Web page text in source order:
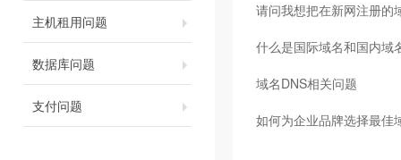
主机租用问题
数据库问题
支付问题
请问我想把在新网注册的
什么是国际域名和国内域
域名DNS相关问题
如何为企业品牌选择最佳